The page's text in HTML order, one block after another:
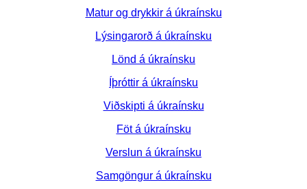
Matur og drykkir á úkraínsku
Lýsingarorð á úkraínsku
Lönd á úkraínsku
Íþróttir á úkraínsku
Viðskipti á úkraínsku
Föt á úkraínsku
Verslun á úkraínsku
Samgöngur á úkraínsku